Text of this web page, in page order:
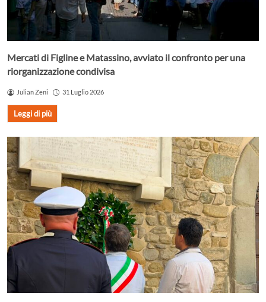
Mercati di Figline e Matassino, avviato il confronto per una
riorganizzazione condivisa
Julian Zeni 31 Luglio 2026
Leggi di più